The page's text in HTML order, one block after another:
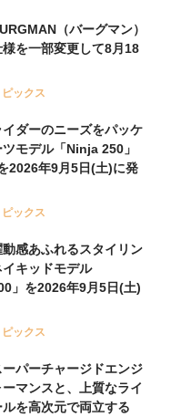
（バーグマン）
を一部変更して8月18
ックス
イダーのニーズをパッケ
モデル「Ninja 250」
2026年9月5日(土)に発
ックス
動感あふれるスタイリン
キッドモデル
」を2026年9月5日(土)
ックス
ーパーチャージドエンジ
マンスと、上質なライ
を高次元で両立する